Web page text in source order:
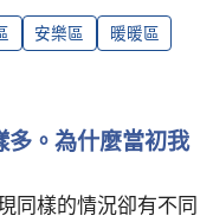
安樂區
暖暖區
多。為什麼當初我
同樣的情況卻有不同